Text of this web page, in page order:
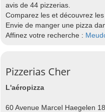
avis de 44 pizzerias.
Comparez les et découvrez
Envie de manger une pizza
Affinez votre recherche :
Pizzerias Cher
L'aéropizza
60 Avenue Marcel Haegelen